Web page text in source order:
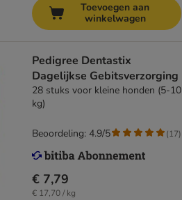
Toevoegen aan
winkelwagen
Pedigree Dentastix
Dagelijkse Gebitsverzorging
28 stuks voor kleine honden (5-10
kg)
€ 7,79
€ 17,70 / kg
Beoordeling: 4.9/5 (17)